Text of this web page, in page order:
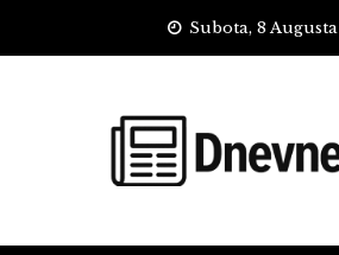
Subota, 8 Augusta